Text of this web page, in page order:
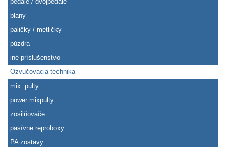
blany
paličky / metličky
púzdra
iné príslušenstvo
Ozvučovacia technika
mix. pulty
power mixpulty
zosilňovače
pasívne reproboxy
PA zostavy